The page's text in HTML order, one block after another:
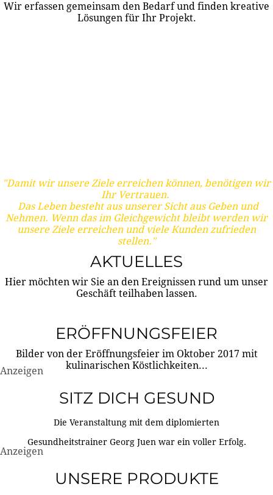
Wir erfassen gemeinsam den Bedarf und finden kreative
Lösungen für Ihr Projekt.
"Damit wir unsere Ziele erreichen können, benötigen wir
Ihr Vertrauen.
Das Leben besteht aus unserer Sicht aus Geben und
Nehmen. Wenn das im Gleichgewicht bleibt werden wir
unsere Ziele erreichen und viele Kunden zufrieden
stellen."
AKTUELLES
Hier möchten wir Sie an den Ereignissen rund um unser
Geschäft teilhaben lassen.
ERÖFFNUNGSFEIER
Bilder von der Eröffnungsfeier im Oktober 2017 mit
kulinarischen Köstlichkeiten...
Anzeigen
SITZ DICH GESUND
Die Veranstaltung mit dem diplomierten
Gesundheitstrainer Georg Juen war ein voller Erfolg.
Anzeigen
UNSERE PRODUKTE